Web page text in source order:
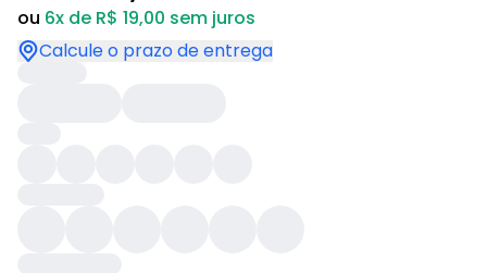
ou 6x de R$ 19,00 sem juros
Calcule o prazo de entrega